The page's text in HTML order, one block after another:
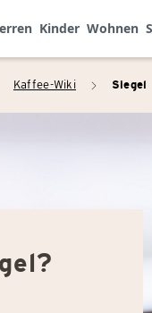
Kinder Wohnen
Kaffee-Wiki arrow_right Siegel